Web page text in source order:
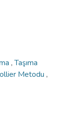
,Taşıma
Metodu ,